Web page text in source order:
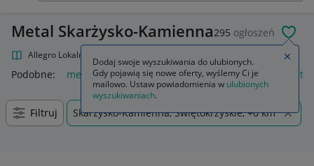
Metal Skarżysko-Kamienna295 ogłoszeń
Allegro Lokalnie
Podobne: metal metal guard regał metalowy loreal
Filtruj Skarżysko-Kamienna, Świętokrzyskie, +0 km
Dodaj swoje wyszukiwania do ulubionych.
Gdy pojawią się nowe oferty, wyślemy Ci je
mailowo. Ustaw powiadomienia w ulubionych
wyszukiwaniach.